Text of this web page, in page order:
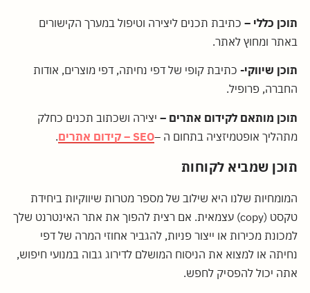
תוכן כללי –כתיבת תכנים ליצירה וטיפול במערך הקישורים
באתר ומחוץ לאתר.
תוכן שיווקי-כתיבת קופי של דפי נחיתה, דפי מוצרים, אודות
החברה, פרופיל.
תוכן מותאם לקידום אתרים –יצירה ושכתוב תכנים כחלק
מתהליך אופטמיזציה בתחום ה –SEO – קידום אתרים .
תוכן שמביא לקוחות
המומחיות שלנו היא שילוב של מספר מטרות שיווקיות ביחידת
טקסט (copy) עצמאית. אם רצית להפוך את אתר האינטרנט שלך
למכונת מכירות או ייצור פניות, להגביר אחוזי המרה של דפי
נחיתה או למצוא את הניסוח המושלם לדירוג גבוה במנועי חיפוש,
אתה יכול להפסיק לחפש.